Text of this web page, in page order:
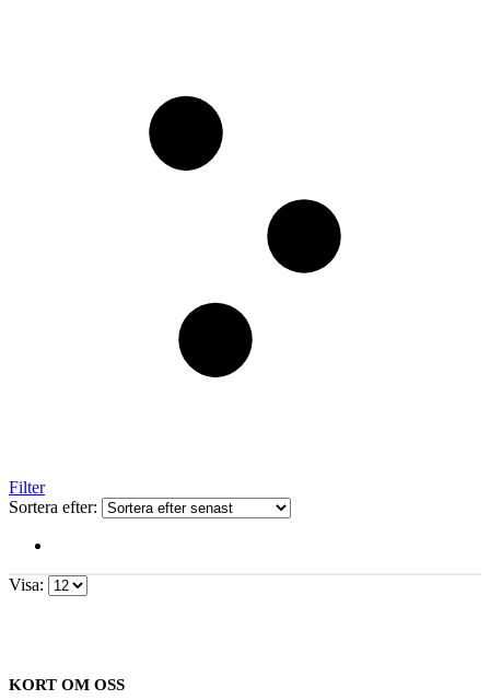
Filter
Sortera efter:
Visa:
KORT OM OSS